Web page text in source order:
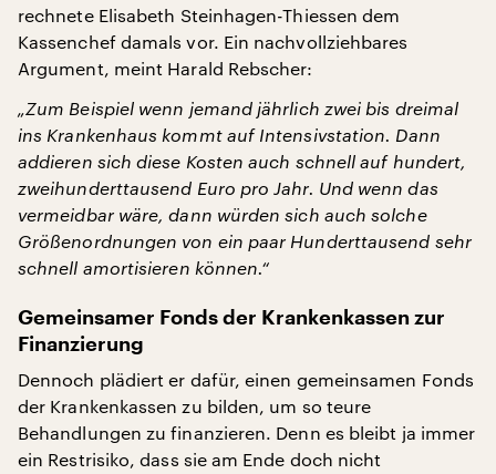
rechnete Elisabeth Steinhagen-Thiessen dem
Kassenchef damals vor. Ein nachvollziehbares
Argument, meint Harald Rebscher:
„Zum Beispiel wenn jemand jährlich zwei bis dreimal
ins Krankenhaus kommt auf Intensivstation. Dann
addieren sich diese Kosten auch schnell auf hundert,
zweihunderttausend Euro pro Jahr. Und wenn das
vermeidbar wäre, dann würden sich auch solche
Größenordnungen von ein paar Hunderttausend sehr
schnell amortisieren können.“
Gemeinsamer Fonds der Krankenkassen zur
Finanzierung
Dennoch plädiert er dafür, einen gemeinsamen Fonds
der Krankenkassen zu bilden, um so teure
Behandlungen zu finanzieren. Denn es bleibt ja immer
ein Restrisiko, dass sie am Ende doch nicht